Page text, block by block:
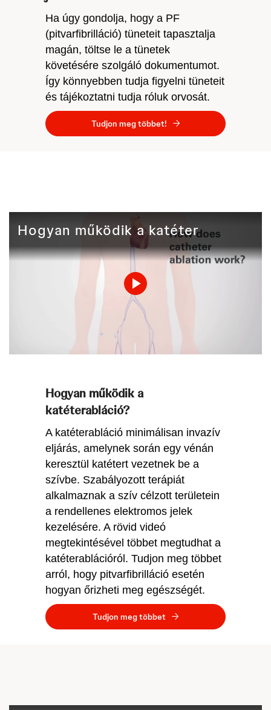
Ha úgy gondolja, hogy a PF
(pitvarfibrilláció) tüneteit tapasztalja
magán, töltse le a tünetek
követésére szolgáló dokumentumot.
Így könnyebben tudja figyelni tüneteit
és tájékoztatni tudja róluk orvosát.
Tudjon meg többet!
Hogyan működik a katéterabláció?
Play
Video
Hogyan működik a
katéterabláció?
A katéterabláció minimálisan invazív
eljárás, amelynek során egy vénán
keresztül katétert vezetnek be a
szívbe. Szabályozott terápiát
alkalmaznak a szív célzott területein
a rendellenes elektromos jelek
kezelésére. A rövid videó
megtekintésével többet megtudhat a
katéterablációról. Tudjon meg többet
arról, hogy pitvarfibrilláció esetén
hogyan őrizheti meg egészségét.
Tudjon meg többet